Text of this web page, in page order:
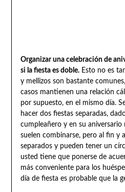
Organizar una celebración de
si la fiesta es doble.Esto no es
y mellizos son bastante
casos mantienen una relación
por supuesto, en el mismo día.
hacer dos fiestas separadas,
cumpleañero y en su
suelen combinarse, pero al fin y
separados y pueden tener un
usted tiene que ponerse de
más conveniente para los
día de fiesta es probable que la